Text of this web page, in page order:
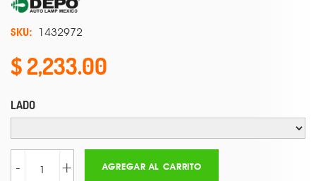
SKU: 1432972
2,233.00
LADO
- + AGREGAR AL CARRITO